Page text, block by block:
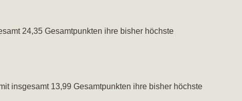
24,35 Gesamtpunkten ihre bisher höchste
insgesamt 13,99 Gesamtpunkten ihre bisher höchste